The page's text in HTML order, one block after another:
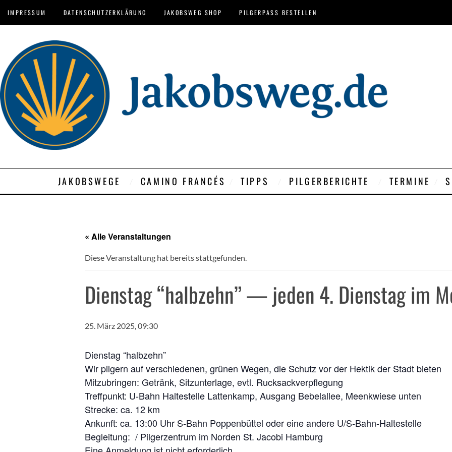
IMPRESSUM DATENSCHUTZERKLÄRUNG JAKOBSWEG SHOP PILGERPASS BESTELLEN
JAKOBSWEGE CAMINO FRANCÉS TIPPS PILGERBERICHTE TERMINE
« Alle Veranstaltungen
Diese Veranstaltung hat bereits stattgefunden.
Dienstag “halbzehn” — jeden 4. Dienstag im
25. März 2025, 09:30
Diens­tag “halb­zehn”
Wir pil­gern auf ver­schie­de­nen, grü­nen Wegen, die Schutz vor der Hek­tik der Stadt bieten
Mit­zu­brin­gen: Getränk, Sitz­un­ter­la­ge, evtl. Rucksackverpflegung
Treff­punkt: U‑Bahn Hal­te­stel­le Lat­ten­kamp, Aus­gang Bebel­al­lee, Meenk­wie­se unten
Stre­cke: ca. 12 km
Ankunft: ca. 13:00 Uhr S‑Bahn Pop­pen­büt­tel oder eine ande­re U/S‑­Bahn-Hal­te­stel­le
Beglei­tung: / Pil­ger­zen­trum im Nor­den St. Jaco­bi Hamburg